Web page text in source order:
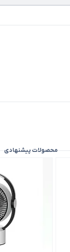
محصولات پیشنهادی